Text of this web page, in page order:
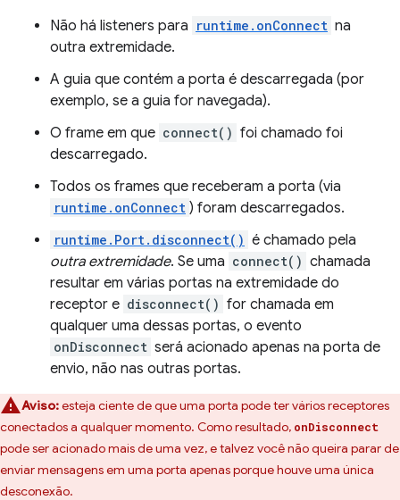
Não há listeners para runtime.onConnect na
outra extremidade.
A guia que contém a porta é descarregada (por
exemplo, se a guia for navegada).
O frame em que connect() foi chamado foi
descarregado.
Todos os frames que receberam a porta (via
runtime.onConnect ) foram descarregados.
runtime.Port.disconnect() é chamado pela
outra extremidade. Se uma connect() chamada
resultar em várias portas na extremidade do
receptor e disconnect() for chamada em
qualquer uma dessas portas, o evento
onDisconnect será acionado apenas na porta de
envio, não nas outras portas.
Aviso:esteja ciente de que uma porta pode ter vários receptores
conectados a qualquer momento. Como resultado, onDisconnect
pode ser acionado mais de uma vez, e talvez você não queira parar de
enviar mensagens em uma porta apenas porque houve uma única
desconexão.